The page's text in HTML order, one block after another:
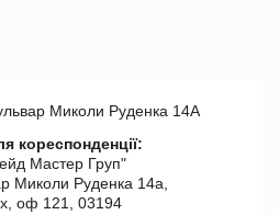
Миколи Руденка 14А
кореспонденції:
Мастер Груп"
Миколи Руденка 14а,
оф 121, 03194